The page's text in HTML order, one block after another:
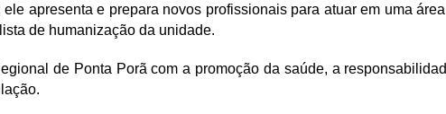
apresenta e prepara novos profissionais para atuar em uma
de humanização da unidade.
de Ponta Porã com a promoção da saúde, a